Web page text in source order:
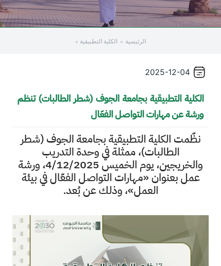
+
/".
screen
reader
navigate
interact
الرئيسية الكلية التطبيقية
2025-12-04
الكلية التطبيقية بجامعة الجوف (شطر الطالبات) تنظم
ورشة عن مهارات التواصل الفعّال
نظّمت الكلية التطبيقية بجامعة الجوف (شطر
الطالبات)، ممثلة في وحدة التدريب
والخريجين، يوم الخميس 4/12/2025، ورشة
عمل بعنوان «مهارات التواصل الفعّال في بيئة
العمل»، وذلك عن بُعد.